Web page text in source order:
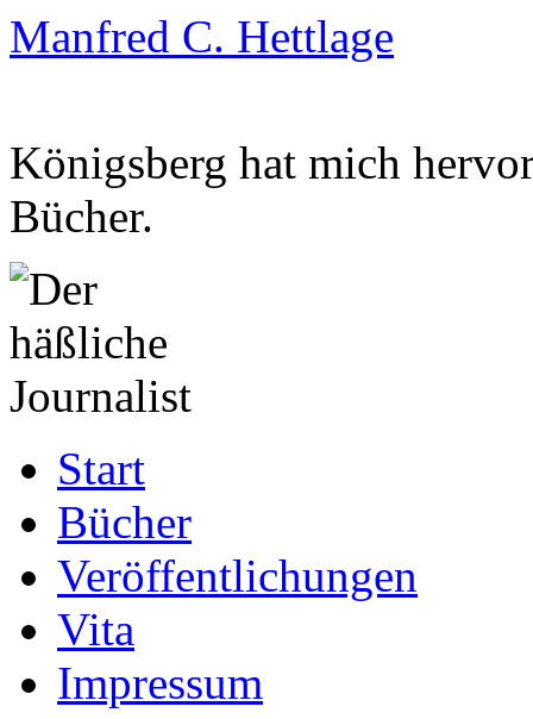
Manfred C. Hettlage
Königsberg hat mich
Bücher.
Inhalt
springenStart
Bücher
Veröffentlichungen
Vita
Impressum